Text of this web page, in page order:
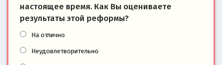
настоящее время. Как Вы оцениваете
результаты этой реформы?
На отлично
Неудовлетворительно